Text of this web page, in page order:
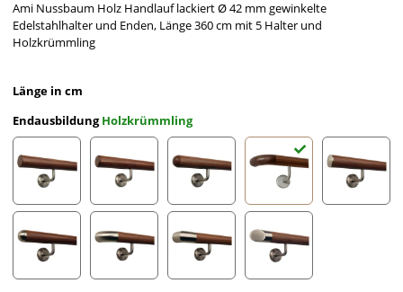
Ami Nussbaum Holz Handlauf lackiert Ø 42 mm gewinkelte
Edelstahlhalter und Enden, Länge 360 cm mit 5 Halter und
Holzkrümmling
Länge in cm
EndausbildungHolzkrümmling
gefast Radius gefrästHalbkugel gefrästHolzkrümmling